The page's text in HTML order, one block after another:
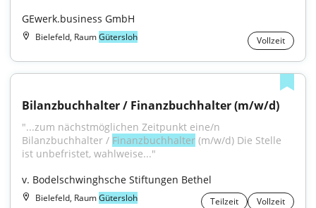
GEwerk.business GmbH
Bielefeld, RaumGütersloh Vollzeit
Bilanzbuchhalter / Finanzbuchhalter (m/w/d)
"...zum nächstmöglichen Zeitpunkt eine/n
Bilanzbuchhalter / Finanzbuchhalter (m/w/d) Die Stelle
ist unbefristet, wahlweise..."
v. Bodelschwinghsche Stiftungen Bethel
Bielefeld, RaumGütersloh Teilzeit Vollzeit